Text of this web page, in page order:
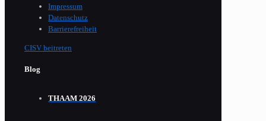
Impressum
Datenschutz
Barrierefreiheit
CISV beitreten
Blog
THAAM 2026